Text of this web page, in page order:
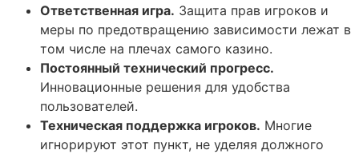
Ответственная игра. Защита прав игроков и
меры по предотвращению зависимости лежат в
том числе на плечах самого казино.
Постоянный технический прогресс.
Инновационные решения для удобства
пользователей.
Техническая поддержка игроков. Многие
игнорируют этот пункт, не уделяя должного